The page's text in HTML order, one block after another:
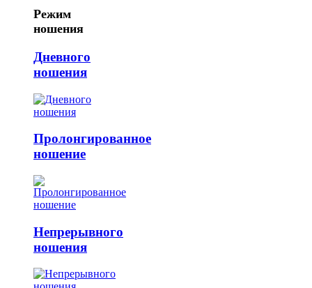
Режим
ношения
Дневного
ношения
Пролонгированное
ношение
Непрерывного
ношения